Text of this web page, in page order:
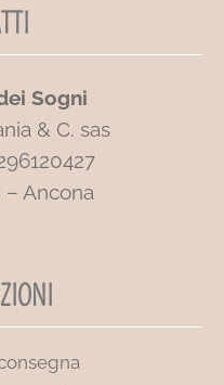
Sogni
& C. sas
Ancona